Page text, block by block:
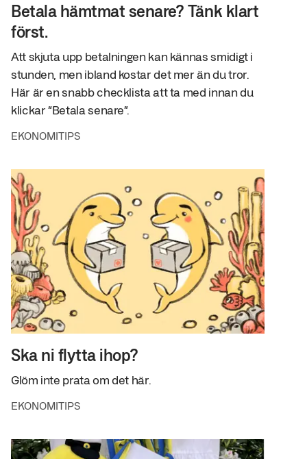
Betala hämtmat senare? Tänk klart
först.
Att skjuta upp betalningen kan kännas smidigt i
stunden, men ibland kostar det mer än du tror.
Här är en snabb checklista att ta med innan du
klickar “Betala senare”.
EKONOMITIPS
Ska ni flytta ihop?
Glöm inte prata om det här.
EKONOMITIPS